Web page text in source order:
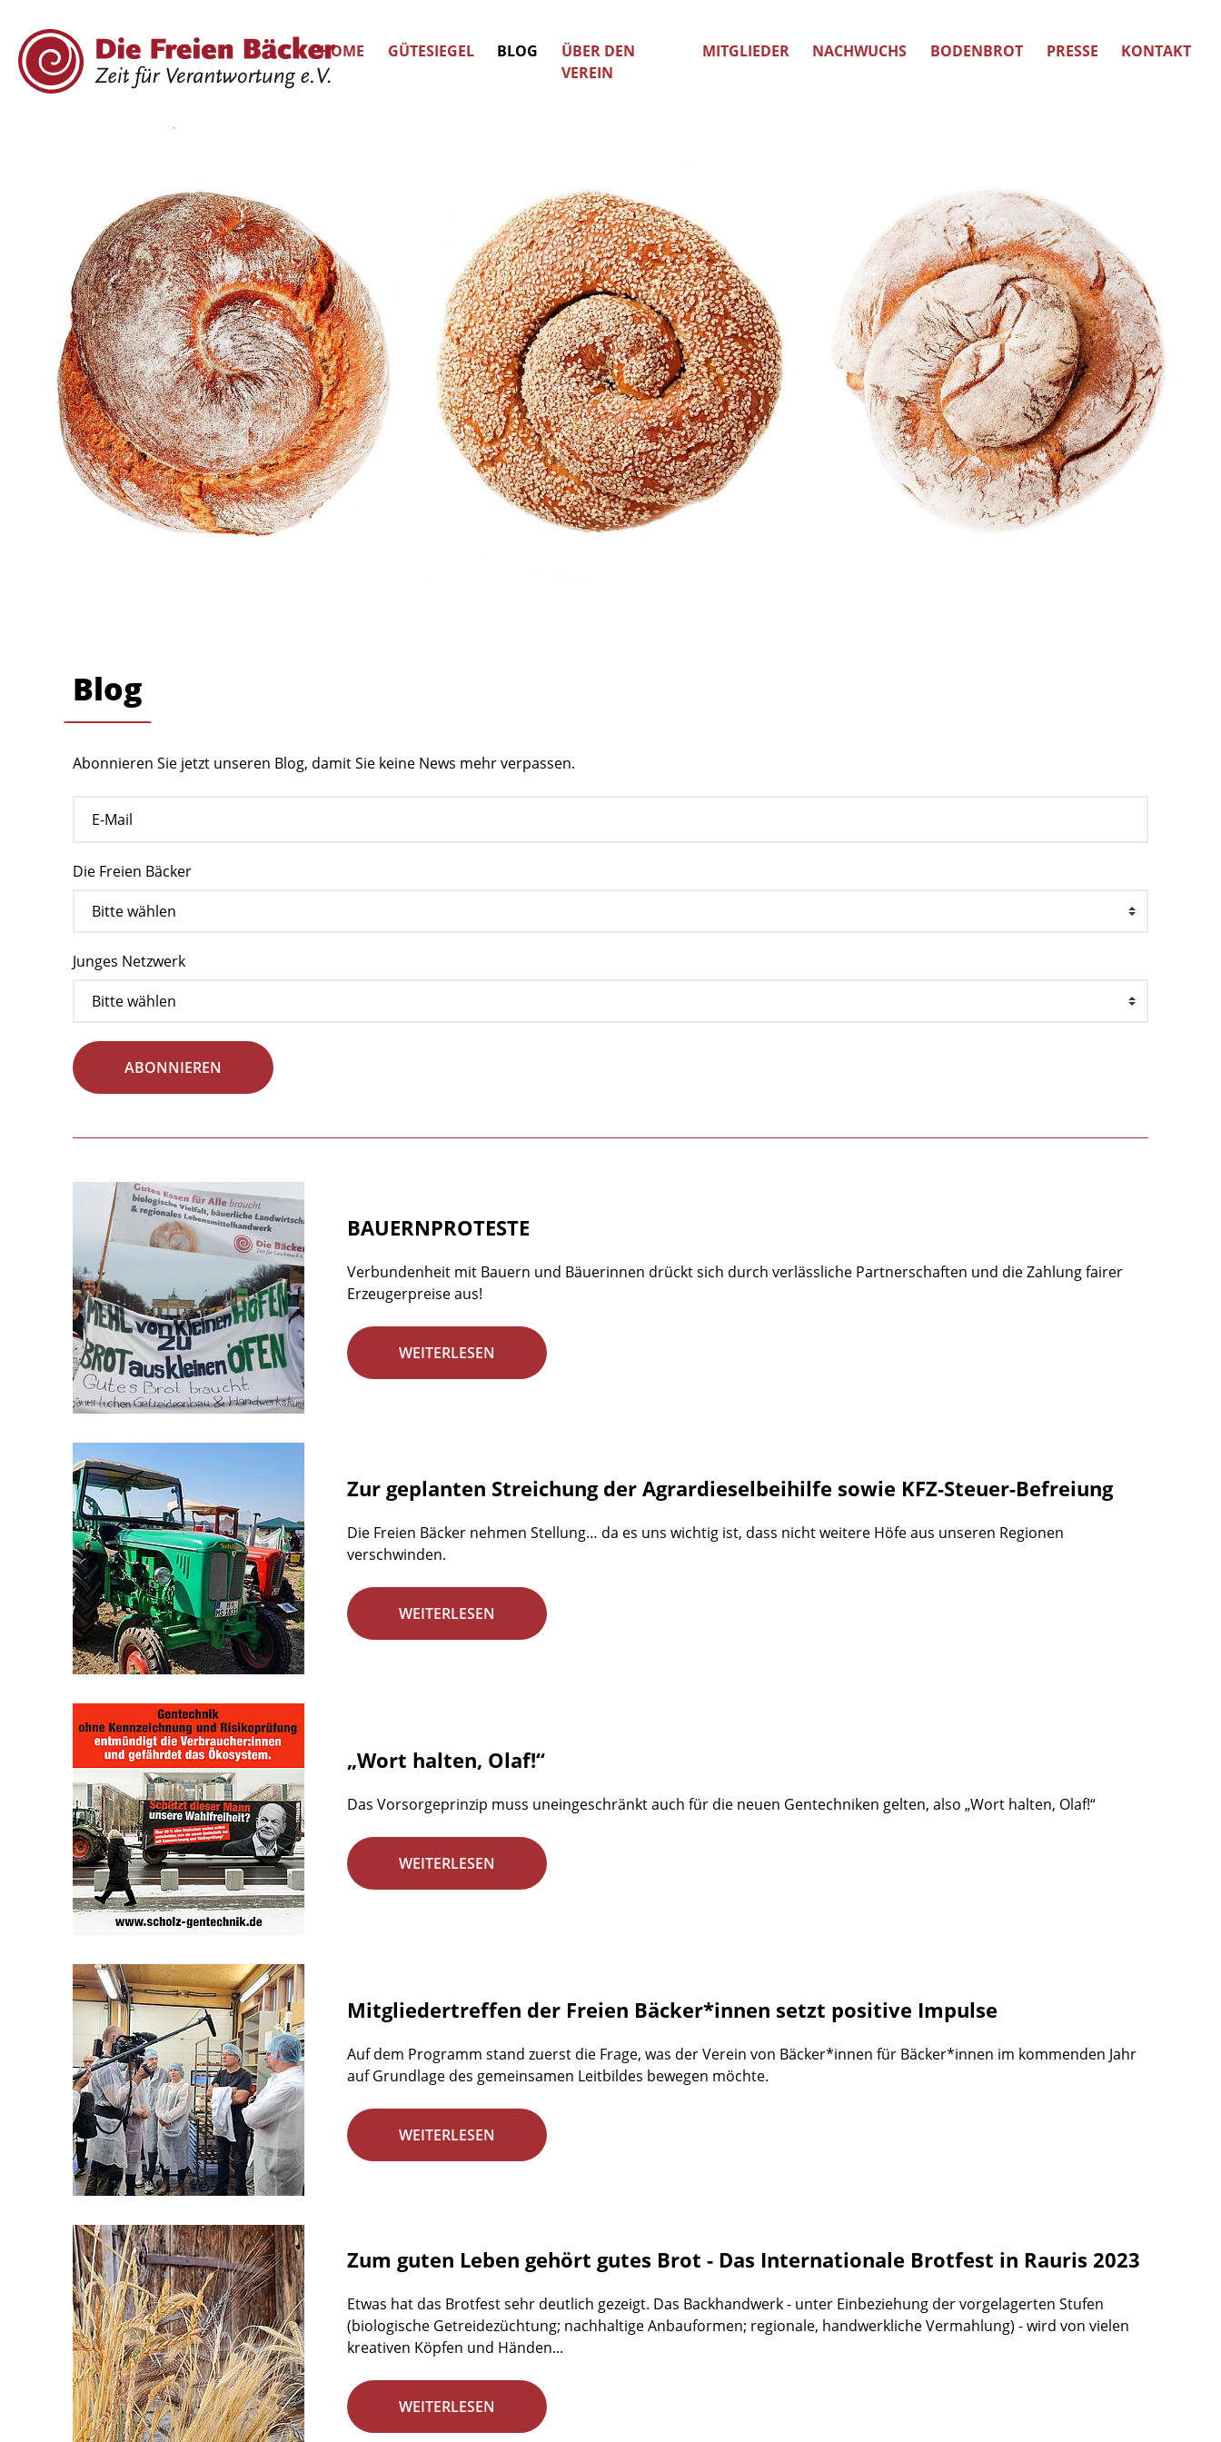
HOME GÜTESIEGEL BLOG
ÜBER DEN
VEREIN
MITGLIEDER NACHWUCHS BODENBROT PRESSE KONTAKT
Blog
Abonnieren Sie jetzt unseren Blog, damit Sie keine News mehr verpassen.
Die Freien Bäcker
Junges Netzwerk
ABONNIEREN
BAUERNPROTESTE
Verbundenheit mit Bauern und Bäuerinnen drückt sich durch verlässliche Partnerschaften und die Zahlung fairer
Erzeugerpreise aus!
WEITERLESEN
Zur geplanten Streichung der Agrardieselbeihilfe sowie KFZ-Steuer-Befreiung
Die Freien Bäcker nehmen Stellung… da es uns wichtig ist, dass nicht weitere Höfe aus unseren Regionen
verschwinden.
WEITERLESEN
„Wort halten, Olaf!“
Das Vorsorgeprinzip muss uneingeschränkt auch für die neuen Gentechniken gelten, also „Wort halten, Olaf!“
WEITERLESEN
Mitgliedertreffen der Freien Bäcker*innen setzt positive Impulse
Auf dem Programm stand zuerst die Frage, was der Verein von Bäcker*innen für Bäcker*innen im kommenden Jahr
auf Grundlage des gemeinsamen Leitbildes bewegen möchte.
WEITERLESEN
Zum guten Leben gehört gutes Brot - Das Internationale Brotfest in Rauris 2023
Etwas hat das Brotfest sehr deutlich gezeigt. Das Backhandwerk - unter Einbeziehung der vorgelagerten Stufen
(biologische Getreidezüchtung; nachhaltige Anbauformen; regionale, handwerkliche Vermahlung) - wird von vielen
kreativen Köpfen und Händen...
WEITERLESEN